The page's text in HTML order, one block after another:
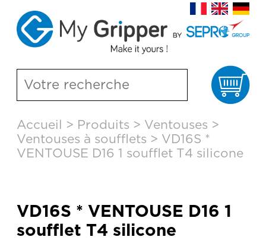
contenu
principal
Accueil > Produits > Ventouses >
Ventouses à soufflets > VD16S *
VENTOUSE D16 1 soufflet T4 silicone
VD16S * VENTOUSE D16 1
soufflet T4 silicone